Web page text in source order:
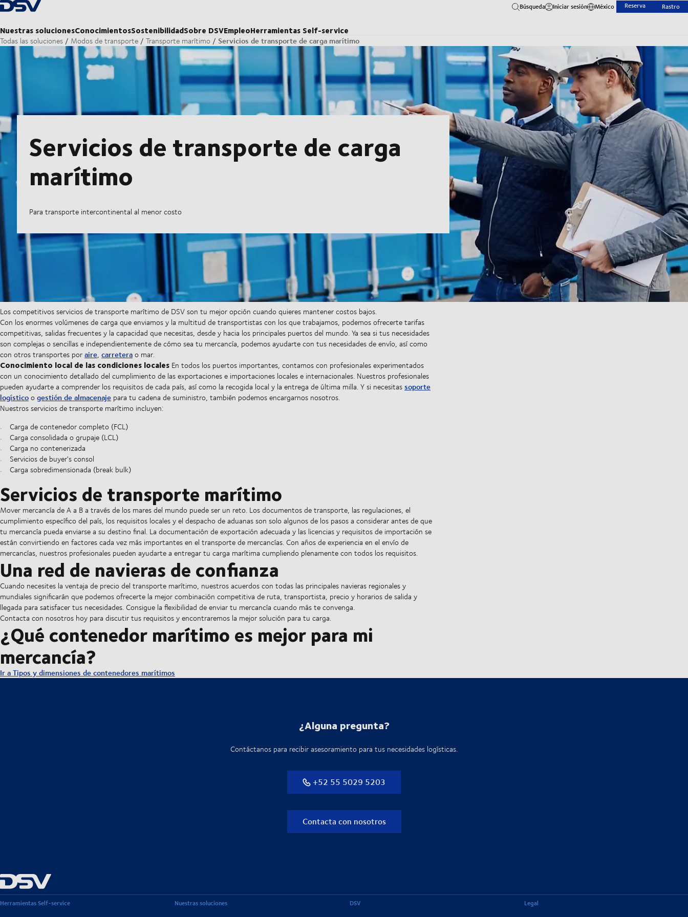
Volver a la página principal
Nuestras solucionesConocimientosSostenibilidadSobre DSVEmpleoHerramientas Self-service
Búsqueda Iniciar sesión México Reserva Rastro
Todas las soluciones Modos de transporte Transporte marítimo Servicios de transporte de carga marítimo
Servicios de transporte de carga
marítimo
Para transporte intercontinental al menor costo
Los competitivos servicios de transporte marítimo de DSV son tu mejor opción cuando quieres mantener costos bajos.
Con los enormes volúmenes de carga que enviamos y la multitud de transportistas con los que trabajamos, podemos ofrecerte tarifas
competitivas, salidas frecuentes y la capacidad que necesitas, desde y hacia los principales puertos del mundo. Ya sea si tus necesidades
son complejas o sencillas e independientemente de cómo sea tu mercancía, podemos ayudarte con tus necesidades de envío, así como
con otros transportes poraire, carreterao mar.
Conocimiento local de las condiciones locales En todos los puertos importantes, contamos con profesionales experimentados
con un conocimiento detallado del cumplimiento de las exportaciones e importaciones locales e internacionales. Nuestros profesionales
pueden ayudarte a comprender los requisitos de cada país, así como la recogida local y la entrega de última milla. Y si necesitassoporte
logísticoogestión de almacenaje para tu cadena de suministro, también podemos encargarnos nosotros.
Nuestros servicios de transporte marítimo incluyen:
Carga de contenedor completo (FCL)
Carga consolidada o grupaje (LCL)
Carga no contenerizada
Servicios de buyer's consol
Carga sobredimensionada (break bulk)
Servicios de transporte marítimo
Mover mercancía de A a B a través de los mares del mundo puede ser un reto. Los documentos de transporte, las regulaciones, el
cumplimiento específico del país, los requisitos locales y el despacho de aduanas son solo algunos de los pasos a considerar antes de que
tu mercancía pueda enviarse a su destino final. La documentación de exportación adecuada y las licencias y requisitos de importación se
están convirtiendo en factores cada vez más importantes en el transporte de mercancías. Con años de experiencia en el envío de
mercancías, nuestros profesionales pueden ayudarte a entregar tu carga marítima cumpliendo plenamente con todos los requisitos.
Una red de navieras de confianza
Cuando necesites la ventaja de precio del transporte marítimo, nuestros acuerdos con todas las principales navieras regionales y
mundiales significarán que podemos ofrecerte la mejor combinación competitiva de ruta, transportista, precio y horarios de salida y
llegada para satisfacer tus necesidades. Consigue la flexibilidad de enviar tu mercancía cuando más te convenga.
Contacta con nosotros hoy para discutir tus requisitos y encontraremos la mejor solución para tu carga.
¿Qué contenedor marítimo es mejor para mi
mercancía?
Ir a Tipos y dimensiones de contenedores marítimos
¿Alguna pregunta?
Contáctanos para recibir asesoramiento para tus necesidades logísticas.
+52 55 5029 5203
Contacta con nosotros
Herramientas Self-service Nuestras soluciones DSV Legal